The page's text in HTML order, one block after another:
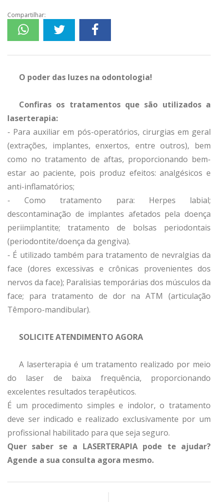
Compartilhar:
O poder das luzes na odontologia!
Confiras os tratamentos que são utilizados a
laserterapia:
- Para auxiliar em pós-operatórios, cirurgias em geral
(extrações, implantes, enxertos, entre outros), bem
como no tratamento de aftas, proporcionando bem-
estar ao paciente, pois produz efeitos: analgésicos e
anti-inflamatórios;
- Como tratamento para: Herpes labial;
descontaminação de implantes afetados pela doença
periimplantite; tratamento de bolsas periodontais
(periodontite/doença da gengiva).
- É utilizado também para tratamento de nevralgias da
face (dores excessivas e crônicas provenientes dos
nervos da face); Paralisias temporárias dos músculos da
face; para tratamento de dor na ATM (articulação
Têmporo-mandibular).
SOLICITE ATENDIMENTO AGORA
A laserterapia é um tratamento realizado por meio
do laser de baixa frequência, proporcionando
excelentes resultados terapêuticos.
É um procedimento simples e indolor, o tratamento
deve ser indicado e realizado exclusivamente por um
profissional habilitado para que seja seguro.
Quer saber se a LASERTERAPIA pode te ajudar?
Agende a sua consulta agora mesmo.